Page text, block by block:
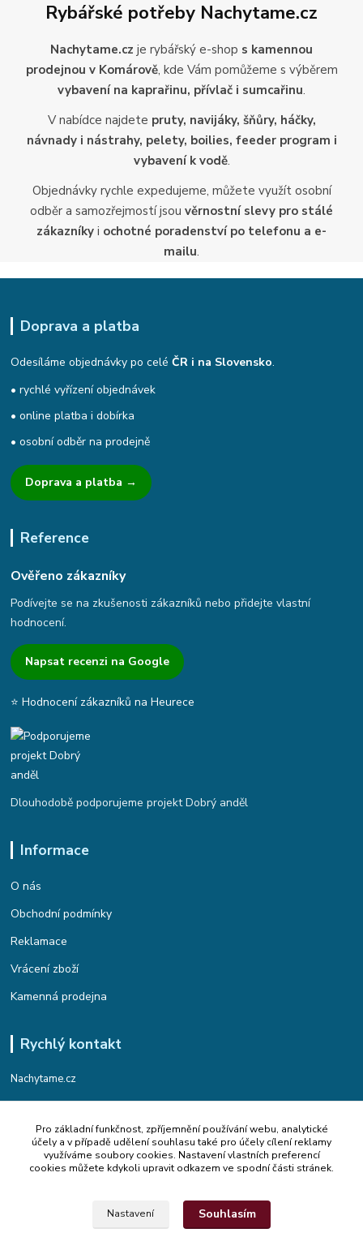
Rybářské potřeby Nachytame.cz
Nachytame.cz je rybářský e-shop s kamennou
prodejnou v Komárově, kde Vám pomůžeme s výběrem
vybavení na kaprařinu, přívlač i sumcařinu.
V nabídce najdete pruty, navijáky, šňůry, háčky,
návnady i nástrahy, pelety, boilies, feeder program i
vybavení k vodě.
Objednávky rychle expedujeme, můžete využít osobní
odběr a samozřejmostí jsou věrnostní slevy pro stálé
zákazníky i ochotné poradenství po telefonu a e-
mailu.
Doprava a platba
Odesíláme objednávky po celéČR i na Slovensko.
• rychlé vyřízení objednávek
• online platba i dobírka
• osobní odběr na prodejně
Doprava a platba →
Reference
Ověřeno zákazníky
Podívejte se na zkušenosti zákazníků nebo přidejte vlastní
hodnocení.
Napsat recenzi na Google
⭐ Hodnocení zákazníků na Heurece
Dlouhodobě podporujeme projekt Dobrý anděl
Informace
O nás
Obchodní podmínky
Reklamace
Vrácení zboží
Kamenná prodejna
Rychlý kontakt
Nachytame.cz
Telefon : +420 774 912 435
(Po-Pá, 9:00-17:00 hod.)
Email : info@nachytame.cz
Pro základní funkčnost, zpříjemnění používání webu, analytické
účely a v případě udělení souhlasu také pro účely cílení reklamy
využíváme soubory cookies. Nastavení vlastních preferencí
cookies můžete kdykoli upravit odkazem ve spodní části stránek.
Nastavení Souhlasím